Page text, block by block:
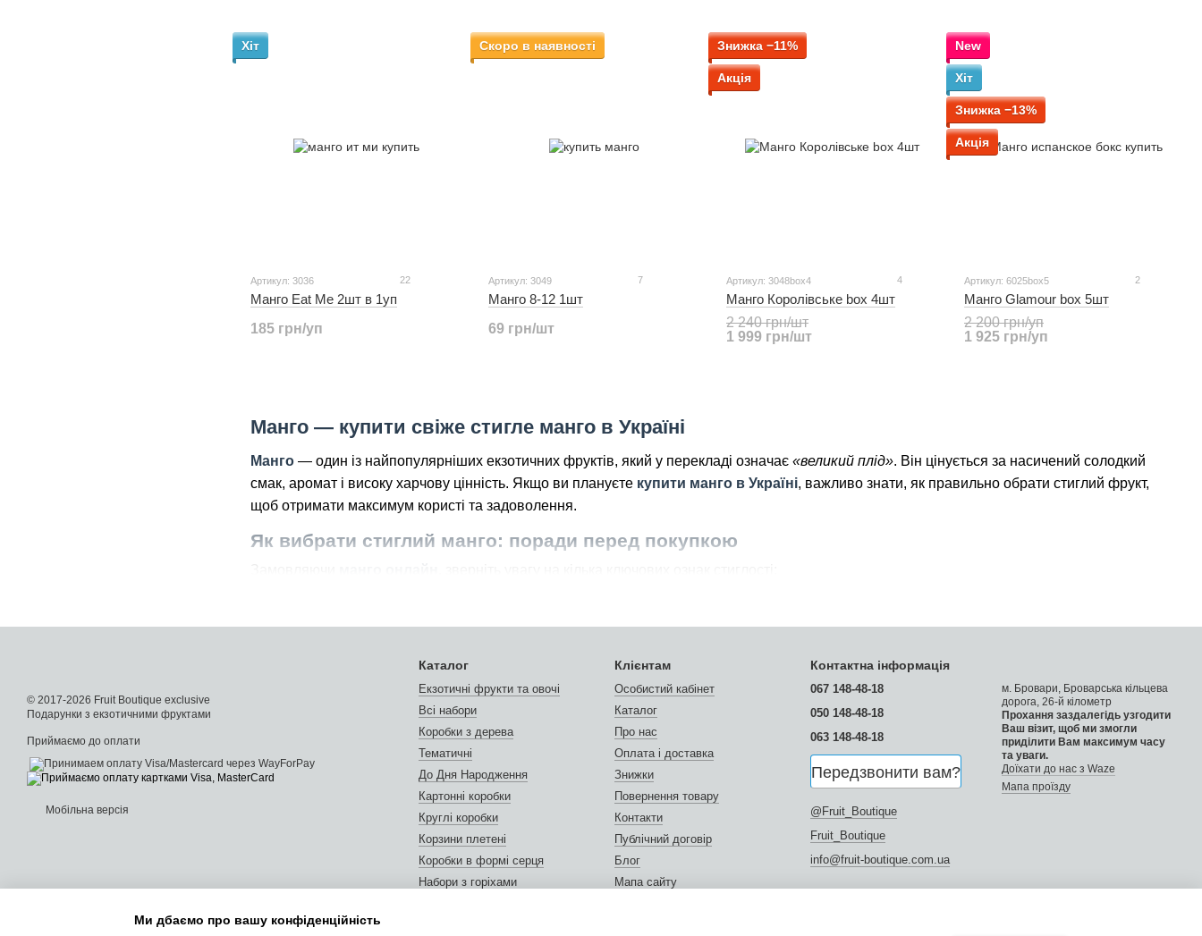
Манго — купити свіже стигле манго в Україні
Манго — один із найпопулярніших екзотичних фруктів, який у перекладі означає «великий плід». Він цінується за насичений солодкий
смак, аромат і високу харчову цінність. Якщо ви плануєте купити манго в Україні, важливо знати, як правильно обрати стиглий фрукт,
щоб отримати максимум користі та задоволення.
Як вибрати стиглий манго: поради перед покупкою
Стиглий плід має гладку, блискучу поверхню і легку пружність при натисканні.
Зморшкувата шкірка — ознака незрілості (виняток — сорт Атальфа).
Колір не завжди показник стиглості, але він має бути насиченим.
Найсоковитіші плоди — овальні, схожі на м’яч для американського футболу. Пласкі манго зазвичай мають менше м’якоті.
3. Аромат
Стиглий манго має характерний фруктовий аромат із легкими нотами хвої й персика.
Якщо фрукт не пахне — він недозрілий.
Кислий запах свідчить про псування.
Незрілий плід залиште на 1–3 дні в паперовому пакеті при кімнатній температурі. Перестиглий манго швидко псується, особливо у
Хіт
Артикул: 3036 22
Манго Eat Me 2шт в 1уп
185 грн/уп
Скоро в наявності
Артикул: 3049 7
Манго 8-12 1шт
69 грн/шт
Знижка −11%
Акція
Артикул: 3048box4 4
Манго Королівське box 4шт
2 240 грн/шт
1 999 грн/шт
New
Хіт
Знижка −13%
Акція
Артикул: 6025box5 2
Манго Glamour box 5шт
2 200 грн/уп
1 925 грн/уп
© 2017-2026 Fruit Boutique exclusive
Подарунки з екзотичними фруктами
Приймаємо до оплати
Мобільна версія
Каталог
Екзотичні фрукти та овочі
Всі набори
Коробки з дерева
Тематичні
До Дня Народження
Картонні коробки
Круглі коробки
Корзини плетені
Коробки в формі серця
Набори з горіхами
Клієнтам
Особистий кабінет
Каталог
Про нас
Оплата і доставка
Знижки
Повернення товару
Контакти
Публічний договір
Блог
Мапа сайту
Контактна інформація
067 148-48-18
050 148-48-18
063 148-48-18
Передзвонити вам?
@Fruit_Boutique
Fruit_Boutique
info@fruit-boutique.com.ua
м. Бровари, Броварська кільцева
дорога, 26-й кілометр
Прохання заздалегідь узгодити
Ваш візит, щоб ми змогли
приділити Вам максимум часу
та уваги.
Доїхати до нас з Waze
Мапа проїзду
Ми дбаємо про вашу конфіденційність